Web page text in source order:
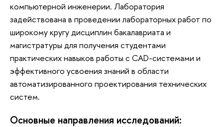
компьютерной инженерии. Лаборатория
задействована в проведении лабораторных работ по
широкому кругу дисциплин бакалавриата и
магистратуры для получения студентами
практических навыков работы с CAD-системами и
эффективного усвоения знаний в области
автоматизированного проектирования технических
систем.
Основные направления исследований: